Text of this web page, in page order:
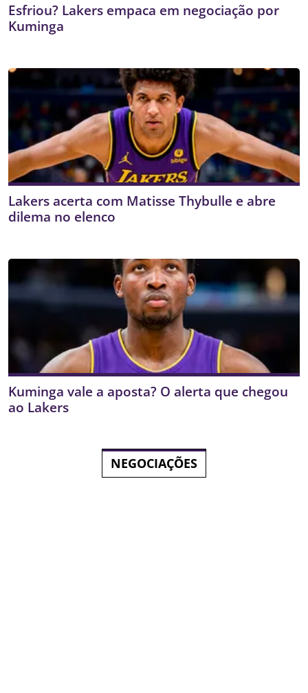
Esfriou? Lakers empaca em negociação por
Kuminga
Lakers acerta com Matisse Thybulle e abre
dilema no elenco
Kuminga vale a aposta? O alerta que chegou
ao Lakers
NEGOCIAÇÕES